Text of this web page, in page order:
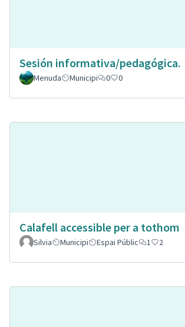
Sesión informativa/pedagógica.
Menuda
Municipi 0 0
Calafell accessible per a tothom
Silvia
Municipi Espai Públic 1 2